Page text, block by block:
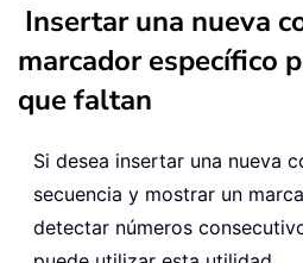
Insertar una nueva
marcador específico
que faltan
Si desea insertar una nueva
secuencia y mostrar un
detectar números